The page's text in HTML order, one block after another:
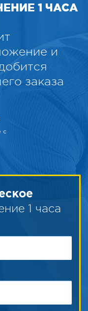
1 ЧАСА
и
заказа
с
1 часа